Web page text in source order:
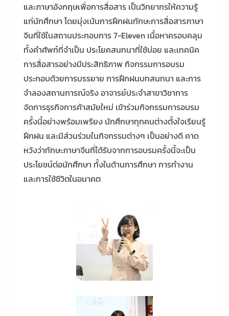
และภาษาอังกฤษเพื่อการสื่อสาร เป็นวิทยากรให้ความรู้
แก่นักศึกษา โดยมุ่งเน้นการฝึกฝนทักษะการสื่อสารภาษา
จีนที่ใช้ในสถานประกอบการ 7-Eleven เนื้อหาครอบคลุม
ทั้งคำศัพท์ที่จำเป็น ประโยคสนทนาที่ใช้บ่อย และเทคนิค
การสื่อสารอย่างมีประสิทธิภาพ กิจกรรมการอบรม
ประกอบด้วยการบรรยาย การฝึกฝนบทสนทนา และการ
จำลองสถานการณ์จริง อาจารย์ประจำสาขาวิชาการ
จัดการธุรกิจการค้าสมัยใหม่ เข้าร่วมกิจกรรมการอบรม
ครั้งนี้อย่างพร้อมเพรียง นักศึกษาทุกคนต่างตั้งใจเรียนรู้
ฝึกฝน และมีส่วนร่วมในกิจกรรมต่างๆ เป็นอย่างดี คาด
หวังว่าทักษะภาษาจีนที่ได้รับจากการอบรมครั้งนี้จะเป็น
ประโยชน์ต่อนักศึกษา ทั้งในด้านการศึกษา การทำงาน
และการใช้ชีวิตในอนาคต